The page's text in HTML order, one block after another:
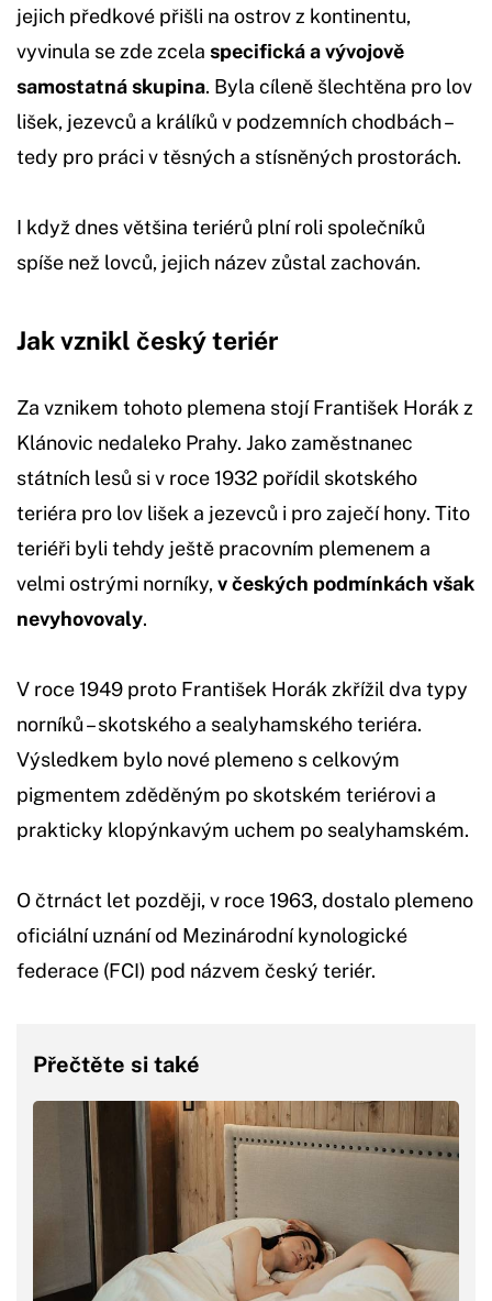
jejich předkové přišli na ostrov z kontinentu,
vyvinula se zde zcela specifická a vývojově
samostatná skupina. Byla cíleně šlechtěna pro lov
lišek, jezevců a králíků v podzemních chodbách –
tedy pro práci v těsných a stísněných prostorách.
I když dnes většina teriérů plní roli společníků
spíše než lovců, jejich název zůstal zachován.
Jak vznikl český teriér
Za vznikem tohoto plemena stojí František Horák z
Klánovic nedaleko Prahy. Jako zaměstnanec
státních lesů si v roce 1932 pořídil skotského
teriéra pro lov lišek a jezevců i pro zaječí hony. Tito
teriéři byli tehdy ještě pracovním plemenem a
velmi ostrými norníky,v českých podmínkách však
nevyhovovaly.
V roce 1949 proto František Horák zkřížil dva typy
norníků – skotského a sealyhamského teriéra.
Výsledkem bylo nové plemeno s celkovým
pigmentem zděděným po skotském teriérovi a
prakticky klopýnkavým uchem po sealyhamském.
O čtrnáct let později, v roce 1963, dostalo plemeno
oficiální uznání od Mezinárodní kynologické
federace (FCI) pod názvem český teriér.
Přečtěte si také